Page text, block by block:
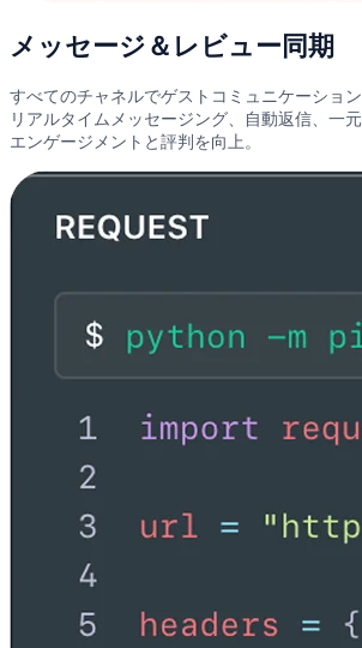
メッセージ＆レビュー同期
すべてのチャネルでゲストコミュニケーション
リアルタイムメッセージング、自動返信、一
エンゲージメントと評判を向上。